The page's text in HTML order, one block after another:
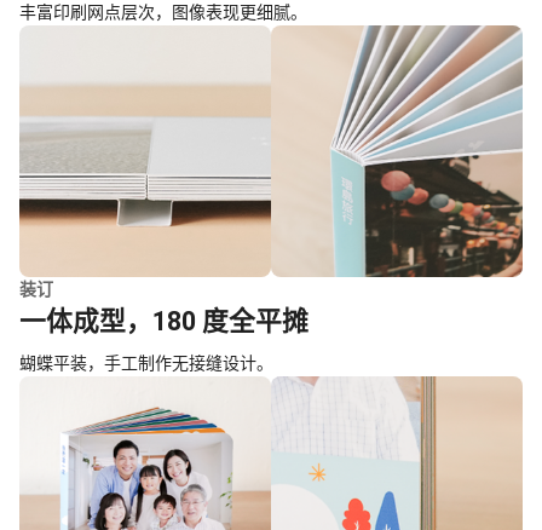
丰富印刷网点层次，图像表现更细腻。
装订
一体成型，180 度全平摊
蝴蝶平装，手工制作无接缝设计。